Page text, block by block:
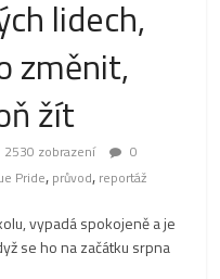
lidech,
změnit,
žít
2530 zobrazení
0
Pride, průvod, reportáž
vypadá spokojeně a je
se ho na začátku srpna